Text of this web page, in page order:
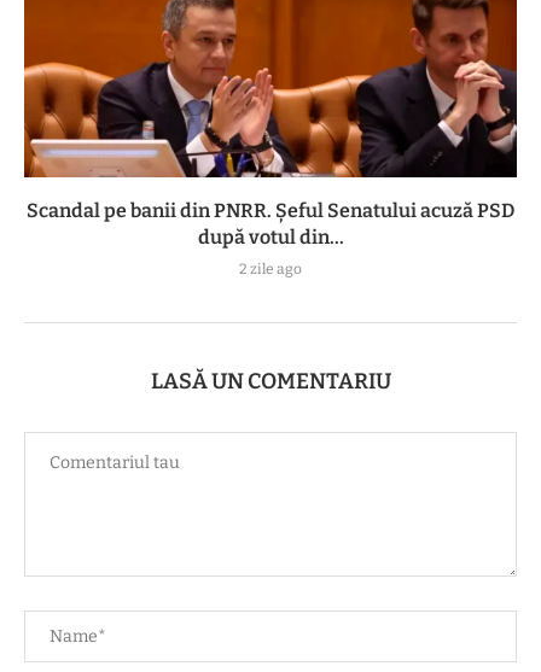
Scandal pe banii din PNRR. Șeful Senatului acuză PSD
după votul din...
2 zile ago
LASĂ UN COMENTARIU